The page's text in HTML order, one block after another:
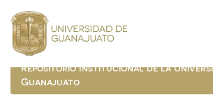
navigation
Repositorio Institucional de la
Guanajuato